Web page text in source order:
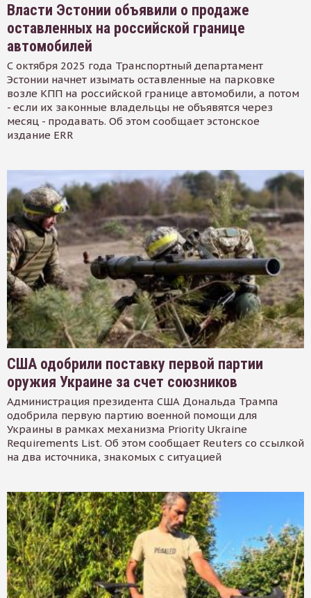
Власти Эстонии объявили о продаже
оставленных на российской границе
автомобилей
С октября 2025 года Транспортный департамент
Эстонии начнет изымать оставленные на парковке
возле КПП на российской границе автомобили, а потом
- если их законные владельцы не объявятся через
месяц - продавать. Об этом сообщает эстонское
издание ERR
США одобрили поставку первой партии
оружия Украине за счет союзников
Администрация президента США Дональда Трампа
одобрила первую партию военной помощи для
Украины в рамках механизма Priority Ukraine
Requirements List. Об этом сообщает Reuters со ссылкой
на два источника, знакомых с ситуацией